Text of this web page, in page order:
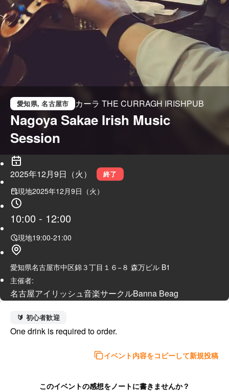
愛知県, 名古屋市 カーラ THE CURRAGH IRISHPUB
Nagoya Sakae Irish Music
Session
2025年12月9日（火） 終了
現地2025年12月9日（火）
10:00 - 12:00
現地19:00-21:00
愛知県名古屋市中区錦３丁目１６−８ 森万ビル B1
主催者:
名古屋アイリッシュ音楽サークルBanna Beag
🔰 初心者歓迎
One drink is required to order.
イベント内容をコピーして新規投稿
このイベントの感想をノートに書きませんか？